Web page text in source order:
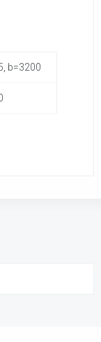
b=3200